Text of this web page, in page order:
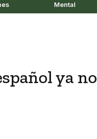
Mental
ya no